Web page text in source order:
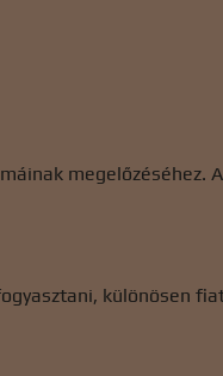
megelőzéséhez.
különösen